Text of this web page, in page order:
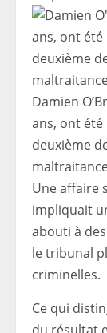
Damien
ans, ont
deuxième
Une affaire
impliquait
abouti à
le tribunal
criminelles.
Ce qui